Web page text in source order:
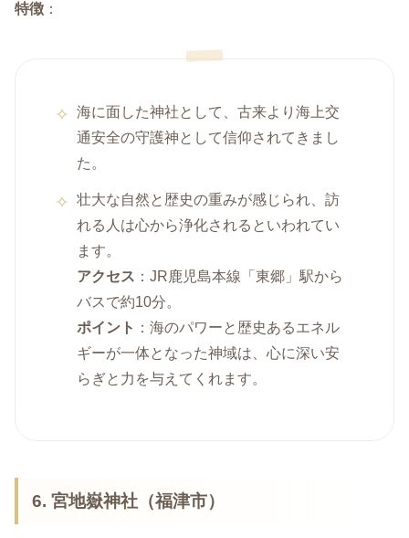
特徴 ：
海に面した神社として、古来より海上交
通安全の守護神として信仰されてきまし
た。
壮大な自然と歴史の重みが感じられ、訪
れる人は心から浄化されるといわれてい
ます。
アクセス ：JR鹿児島本線「東郷」駅から
バスで約10分。
ポイント ：海のパワーと歴史あるエネル
ギーが一体となった神域は、心に深い安
らぎと力を与えてくれます。
6. 宮地嶽神社（福津市）